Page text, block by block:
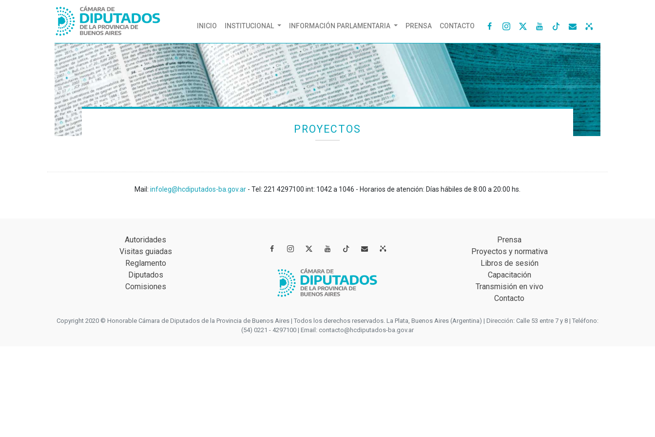
INICIO (CURRENT)
INSTITUCIONAL INFORMACIÓN PARLAMENTARIA PRENSA CONTACTO    
PROYECTOS
Mail: infoleg@hcdiputados-ba.gov.ar - Tel: 221 4297100 int: 1042 a 1046 - Horarios de atención: Días hábiles de 8:00 a 20:00 hs.
Autoridades
Visitas guiadas
Reglamento
Diputados
Comisiones
   
Prensa
Proyectos y normativa
Libros de sesión
Capacitación
Transmisión en vivo
Contacto
Copyright 2020 © Honorable Cámara de Diputados de la Provincia de Buenos Aires | Todos los derechos reservados. La Plata, Buenos Aires (Argentina) | Dirección: Calle 53 entre 7 y 8 | Teléfono:
(54) 0221 - 4297100 | Email: contacto@hcdiputados-ba.gov.ar